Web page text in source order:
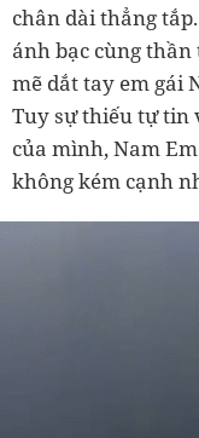
chân dài thẳng
ánh bạc cùng
mẽ dắt tay em gái
Tuy sự thiếu tự tin
của mình, Nam
không kém cạnh